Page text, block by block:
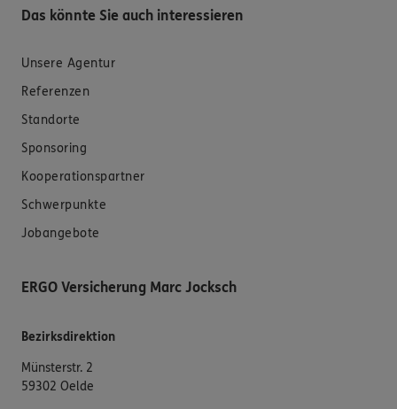
Das könnte Sie auch interessieren
Unsere Agentur
Referenzen
Standorte
Sponsoring
Kooperationspartner
Schwerpunkte
Jobangebote
ERGO Versicherung Marc Jocksch
Bezirksdirektion
Münsterstr. 2
59302 Oelde